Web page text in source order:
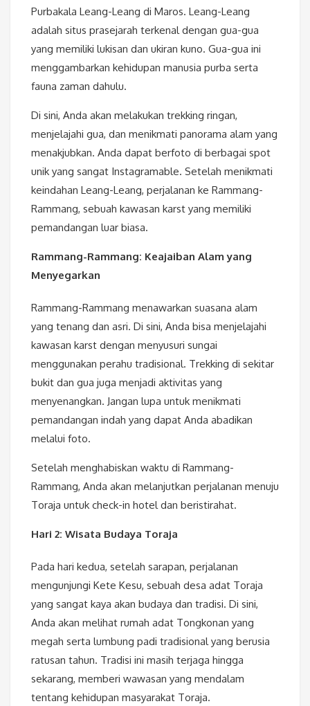
Purbakala Leang-Leang di Maros. Leang-Leang
adalah situs prasejarah terkenal dengan gua-gua
yang memiliki lukisan dan ukiran kuno. Gua-gua ini
menggambarkan kehidupan manusia purba serta
fauna zaman dahulu.
Di sini, Anda akan melakukan trekking ringan,
menjelajahi gua, dan menikmati panorama alam yang
menakjubkan. Anda dapat berfoto di berbagai spot
unik yang sangat Instagramable. Setelah menikmati
keindahan Leang-Leang, perjalanan ke Rammang-
Rammang, sebuah kawasan karst yang memiliki
pemandangan luar biasa.
Rammang-Rammang: Keajaiban Alam yang
Menyegarkan
Rammang-Rammang menawarkan suasana alam
yang tenang dan asri. Di sini, Anda bisa menjelajahi
kawasan karst dengan menyusuri sungai
menggunakan perahu tradisional. Trekking di sekitar
bukit dan gua juga menjadi aktivitas yang
menyenangkan. Jangan lupa untuk menikmati
pemandangan indah yang dapat Anda abadikan
melalui foto.
Setelah menghabiskan waktu di Rammang-
Rammang, Anda akan melanjutkan perjalanan menuju
Toraja untuk check-in hotel dan beristirahat.
Hari 2: Wisata Budaya Toraja
Pada hari kedua, setelah sarapan, perjalanan
mengunjungi Kete Kesu, sebuah desa adat Toraja
yang sangat kaya akan budaya dan tradisi. Di sini,
Anda akan melihat rumah adat Tongkonan yang
megah serta lumbung padi tradisional yang berusia
ratusan tahun. Tradisi ini masih terjaga hingga
sekarang, memberi wawasan yang mendalam
tentang kehidupan masyarakat Toraja.